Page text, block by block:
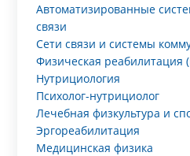
Автоматизированные
связи
Сети связи и системы
Физическая реабилитация
Нутрициология
Психолог-нутрициолог
Лечебная физкультура и
Эргореабилитация
Медицинская физика